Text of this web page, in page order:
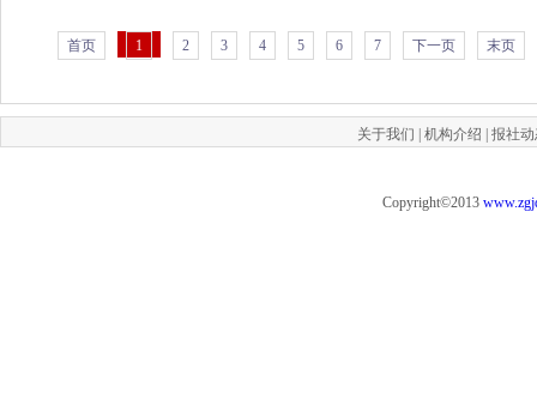
首页 1 2 3 4 5 6 7 下一页 末页
关于我们 机构介绍 报社
Copyright©2013